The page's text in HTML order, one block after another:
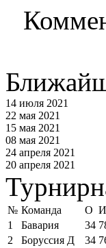
14 июля 2021
22 мая 2021
15 мая 2021
08 мая 2021
24 апреля 2021
20 апреля 2021
№ Команда О И
1
Бавария 34
2
Боруссия Д 34